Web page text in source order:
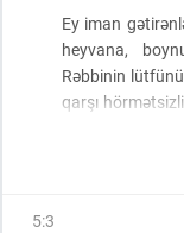
Ey iman
heyvana,
Rəbbinin lütfünü
qarşı
bilərsiniz.
5:3